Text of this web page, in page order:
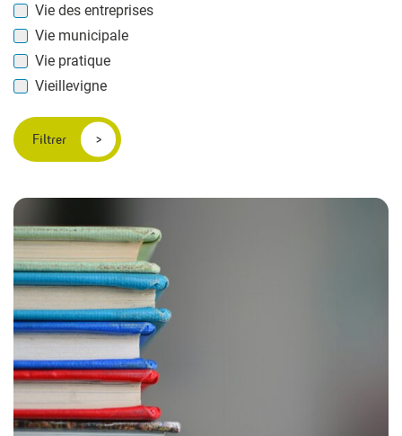
Vie des entreprises
Vie municipale
Vie pratique
Vieillevigne
Filtrer